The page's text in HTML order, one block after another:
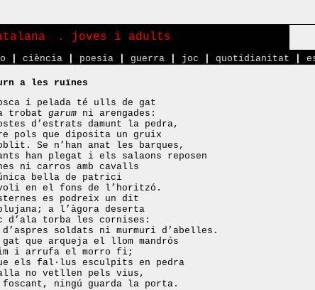
. joves i adults
ciència poesia guerra joc quotidianitat
a les ruïnes
i pelada té ulls de gat
trobat garum ni arengades:
d’estrats damunt la pedra,
pols que diposita un gruix
Se n’han anat les barques,
han plegat i els salaons reposen
ni carros amb cavalls
bella de patrici
en el fons de l’horitzó.
es podreix un dit
a l’àgora deserta
d’ala torba les cornises:
soldats ni murmuri d’abelles.
gat que arqueja el llom mandrós
i arrufa el morro fi;
els fal·lus esculpits en pedra
no vetllen pels vius,
foscant, ningú guarda la porta.